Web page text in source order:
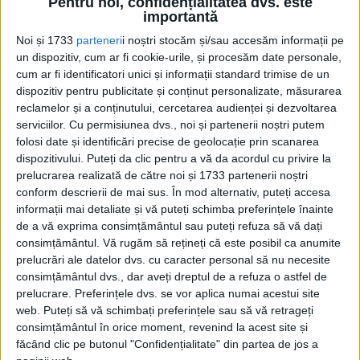
importantă
Noi și 1733 partenerii noștri stocăm și/sau accesăm informații pe
un dispozitiv, cum ar fi cookie-urile, și procesăm date personale,
cum ar fi identificatori unici și informații standard trimise de un
dispozitiv pentru publicitate și conținut personalizate, măsurarea
reclamelor și a conținutului, cercetarea audienței și dezvoltarea
serviciilor. Cu permisiunea dvs., noi și partenerii noștri putem
folosi date și identificări precise de geolocație prin scanarea
dispozitivului. Puteți da clic pentru a vă da acordul cu privire la
prelucrarea realizată de către noi și 1733 partenerii noștri
conform descrierii de mai sus. În mod alternativ, puteți accesa
informații mai detaliate și vă puteți schimba preferințele înainte
de a vă exprima consimțământul sau puteți refuza să vă dați
consimțământul. Vă rugăm să rețineți că este posibil ca anumite
prelucrări ale datelor dvs. cu caracter personal să nu necesite
consimțământul dvs., dar aveți dreptul de a refuza o astfel de
prelucrare. Preferințele dvs. se vor aplica numai acestui site
web. Puteți să vă schimbați preferințele sau să vă retrageți
consimțământul în orice moment, revenind la acest site și
făcând clic pe butonul "Confidențialitate" din partea de jos a
președintelui
Puterea corupe oriunde în lume, iar așchia tot aproape cade
la fel de aproape de trunchi...
Cea mai mare revistă de istorie din Europa!
Media KIT
PORTOFOLIU
Capital